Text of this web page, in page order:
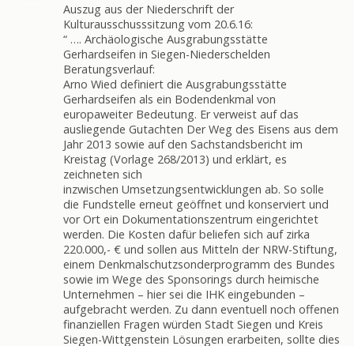
Auszug aus der Niederschrift der
Kulturausschusssitzung vom 20.6.16:
“ …. Archäologische Ausgrabungsstätte
Gerhardseifen in Siegen-Niederschelden
Beratungsverlauf:
Arno Wied definiert die Ausgrabungsstätte
Gerhardseifen als ein Bodendenkmal von
europaweiter Bedeutung. Er verweist auf das
ausliegende Gutachten Der Weg des Eisens aus dem
Jahr 2013 sowie auf den Sachstandsbericht im
Kreistag (Vorlage 268/2013) und erklärt, es
zeichneten sich
inzwischen Umsetzungsentwicklungen ab. So solle
die Fundstelle erneut geöffnet und konserviert und
vor Ort ein Dokumentationszentrum eingerichtet
werden. Die Kosten dafür beliefen sich auf zirka
220.000,- € und sollen aus Mitteln der NRW-Stiftung,
einem Denkmalschutzsonderprogramm des Bundes
sowie im Wege des Sponsorings durch heimische
Unternehmen – hier sei die IHK eingebunden –
aufgebracht werden. Zu dann eventuell noch offenen
finanziellen Fragen würden Stadt Siegen und Kreis
Siegen-Wittgenstein Lösungen erarbeiten, sollte dies